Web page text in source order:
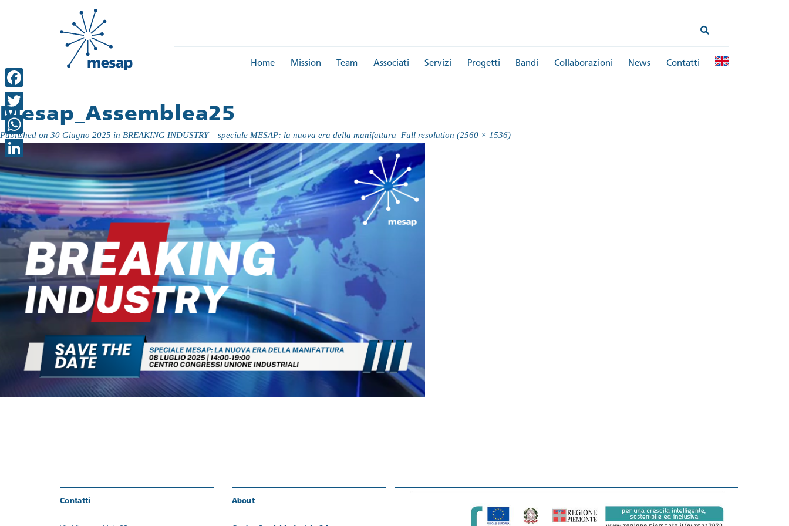
Home Mission Team Associati Servizi Progetti Bandi Collaborazioni News Contatti
Mesap_Assemblea25
Published on 30 Giugno 2025 in BREAKING INDUSTRY – speciale MESAP: la nuova era della manifattura Full resolution (2560 × 1536)
Contatti About
Facebook
Twitter
WhatsApp
LinkedIn